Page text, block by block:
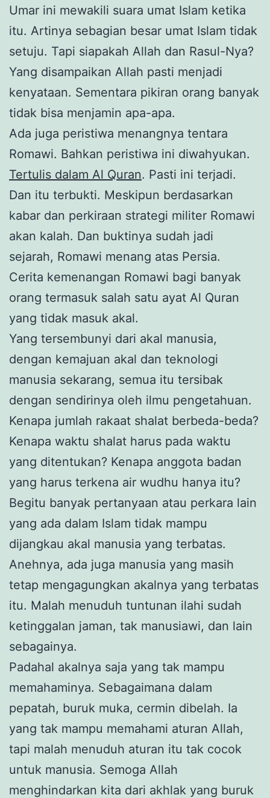
Umar ini mewakili suara umat Islam ketika
itu. Artinya sebagian besar umat Islam tidak
setuju. Tapi siapakah Allah dan Rasul-Nya?
Yang disampaikan Allah pasti menjadi
kenyataan. Sementara pikiran orang banyak
tidak bisa menjamin apa-apa.
Ada juga peristiwa menangnya tentara
Romawi. Bahkan peristiwa ini diwahyukan.
Tertulis dalam Al Quran. Pasti ini terjadi.
Dan itu terbukti. Meskipun berdasarkan
kabar dan perkiraan strategi militer Romawi
akan kalah. Dan buktinya sudah jadi
sejarah, Romawi menang atas Persia.
Cerita kemenangan Romawi bagi banyak
orang termasuk salah satu ayat Al Quran
yang tidak masuk akal.
Yang tersembunyi dari akal manusia,
dengan kemajuan akal dan teknologi
manusia sekarang, semua itu tersibak
dengan sendirinya oleh ilmu pengetahuan.
Kenapa jumlah rakaat shalat berbeda-beda?
Kenapa waktu shalat harus pada waktu
yang ditentukan? Kenapa anggota badan
yang harus terkena air wudhu hanya itu?
Begitu banyak pertanyaan atau perkara lain
yang ada dalam Islam tidak mampu
dijangkau akal manusia yang terbatas.
Anehnya, ada juga manusia yang masih
tetap mengagungkan akalnya yang terbatas
itu. Malah menuduh tuntunan ilahi sudah
ketinggalan jaman, tak manusiawi, dan lain
sebagainya.
Padahal akalnya saja yang tak mampu
memahaminya. Sebagaimana dalam
pepatah, buruk muka, cermin dibelah. Ia
yang tak mampu memahami aturan Allah,
tapi malah menuduh aturan itu tak cocok
untuk manusia. Semoga Allah
menghindarkan kita dari akhlak yang buruk